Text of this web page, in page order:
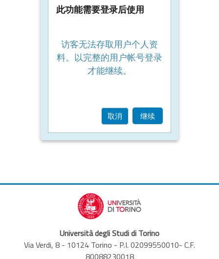
此功能需要登录后使用
访客无法存取用户个人资
料。以完整的用户帐号登录
才能继续。
取消 继续
Università degli Studi di Torino
Via Verdi, 8 - 10124 Torino - P.I. 02099550010- C.F.
80088230018